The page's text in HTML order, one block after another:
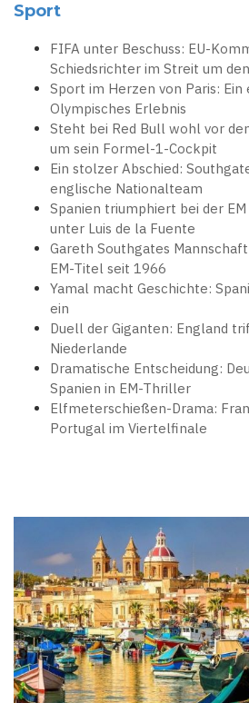
Sport
FIFA unter Beschuss: EU-
Schiedsrichter im Streit um
Sport im Herzen von Paris: Ein
Olympisches Erlebnis
Steht bei Red Bull wohl vor
um sein Formel-1-Cockpit
Ein stolzer Abschied:
englische Nationalteam
Spanien triumphiert bei der
unter Luis de la Fuente
Gareth Southgates
EM-Titel seit 1966
Yamal macht Geschichte:
ein
Duell der Giganten: England
Niederlande
Dramatische Entscheidung:
Spanien in EM-Thriller
Elfmeterschießen-Drama:
Portugal im Viertelfinale